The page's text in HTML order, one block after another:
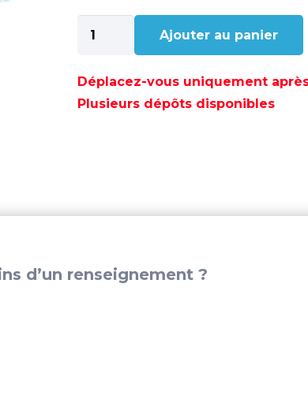
quantité
de
A
PRESSION
SH4158-
Ajouter au panier
Déplacez-vous uniquement
Plusieurs dépôts disponibles
d’un renseignement ?